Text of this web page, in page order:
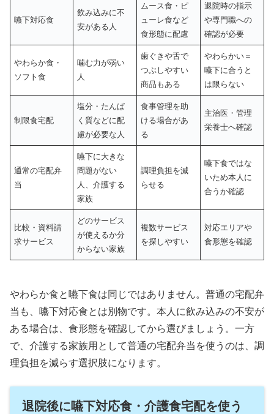
嚥下対応食
飲み込みに不
安がある人
ムース食・ピ
ューレ食など
食形態に配慮
退院時の指示
や専門職への
確認が必要
やわらか食・
ソフト食
噛む力が弱い
人
歯ぐきや舌で
つぶしやすい
商品もある
やわらかい＝
嚥下に合うと
は限らない
制限食宅配
塩分・たんぱ
く質などに配
慮が必要な人
食事管理を助
ける場合があ
る
主治医・管理
栄養士へ確認
通常の宅配弁
当
嚥下に大きな
問題がない
人、介護する
家族
調理負担を減
らせる
嚥下食ではな
いため本人に
合うか確認
比較・資料請
求サービス
どのサービス
が使えるか分
からない家族
複数サービス
を探しやすい
対応エリアや
食形態を確認
やわらか食と嚥下食は同じではありません。普通の宅配弁
当も、嚥下対応食とは別物です。本人に飲み込みの不安が
ある場合は、食形態を確認してから選びましょう。一方
で、介護する家族用として普通の宅配弁当を使うのは、調
理負担を減らす選択肢になります。
退院後に嚥下対応食・介護食宅配を使う